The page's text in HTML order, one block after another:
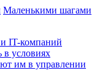
Маленькими шагами
IT-компаний
в условиях
им в управлении